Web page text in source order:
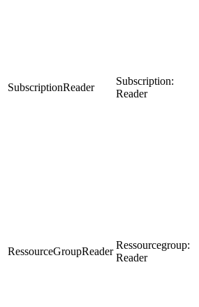
SubscriptionReader
Subscription:
Reader
RessourceGroupReader
Ressourcegroup:
Reader